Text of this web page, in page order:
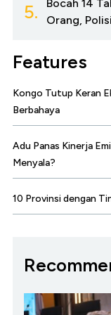
5.
Bocah 14
Orang,
Features
Kongo Tutup Keran
Berbahaya
Adu Panas Kinerja
Menyala?
10 Provinsi dengan